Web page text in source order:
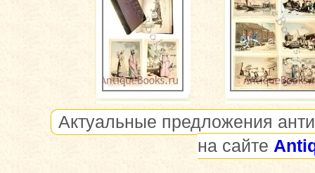
Актуальные предложения
на сайте